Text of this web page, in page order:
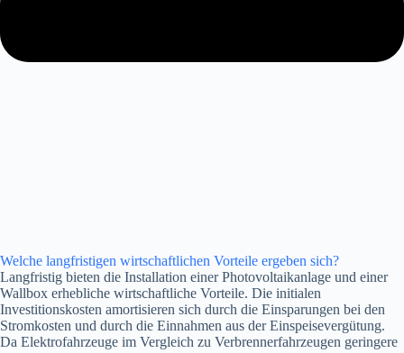
Welche langfristigen wirtschaftlichen Vorteile ergeben sich?
Langfristig bieten die Installation einer Photovoltaikanlage und einer
Wallbox erhebliche wirtschaftliche Vorteile. Die initialen
Investitionskosten amortisieren sich durch die Einsparungen bei den
Stromkosten und durch die Einnahmen aus der Einspeisevergütung.
Da Elektrofahrzeuge im Vergleich zu Verbrennerfahrzeugen geringere